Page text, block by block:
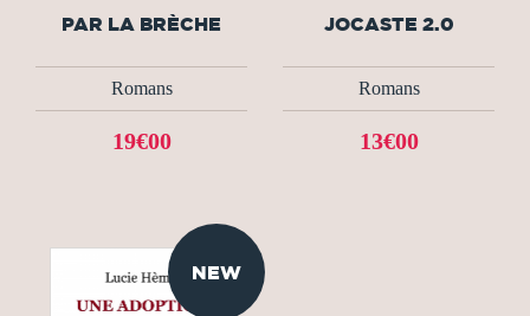
PAR LA BRÈCHE
Romans
19€00
JOCASTE 2.0
Romans
13€00
NEW